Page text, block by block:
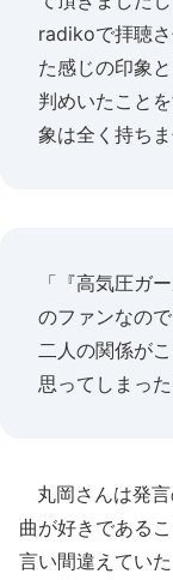
radikoで拝聴
た感じの印象
判めいたこと
象は全く持ち
「『高気圧ガ
のファンなの
二人の関係が
思ってしまった
丸岡さんは発言
曲が好きである
言い間違えていた